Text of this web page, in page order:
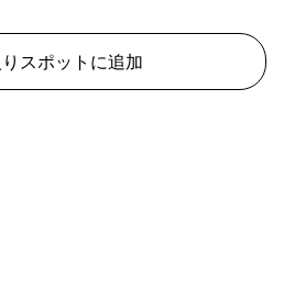
スポットに追加